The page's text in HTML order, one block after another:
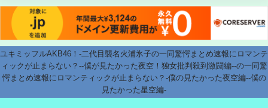
ユキミッフルAKB46！-二代目襲名火浦氷子の一同驚愕まとめ速報にロマンテ
ィックが止まらない？--僕が見たかった夜空！独女批判殺到激闘編--の一同驚
愕まとめ速報にロマンティックが止まらない？-僕の見たかった夜空編--僕の
見たかった星空編-